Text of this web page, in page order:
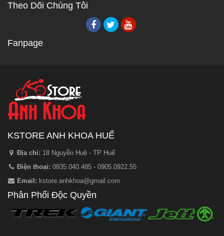
Theo Dõi Chúng Tôi
Fanpage
KSTORE ANH KHOA HUẾ
Địa chỉ: 18 Nguyễn Huệ - TP Huế
Điện thoại: 0935.040.485 - 0905.0922.55
Email: kstore.anhkhoa@gmail.com
Phân Phối Độc Quyền